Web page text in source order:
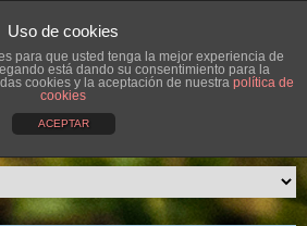
Uso de cookies
para que usted tenga la mejor experiencia de
está dando su consentimiento para la
cookies y la aceptación de nuestra política de
cookies
ACEPTAR